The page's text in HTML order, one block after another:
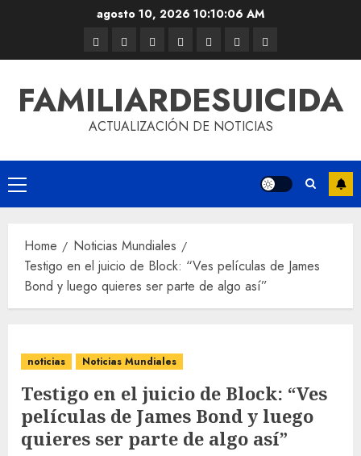
agosto 10, 2026 10:10:06 AM
FAMILIARDESUICIDA
ACTUALIZACIÓN DE NOTICIAS
Home
Noticias Mundiales
Testigo en el juicio de Block: “Ves películas de James
Bond y luego quieres ser parte de algo así”
noticias Noticias Mundiales
Testigo en el juicio de Block: “Ves
películas de James Bond y luego
quieres ser parte de algo así”